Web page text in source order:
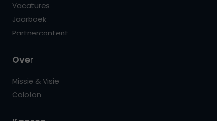
Vacatures
Jaarboek
Partnercontent
Over
Missie & Visie
Colofon